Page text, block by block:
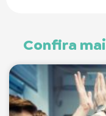
Confira